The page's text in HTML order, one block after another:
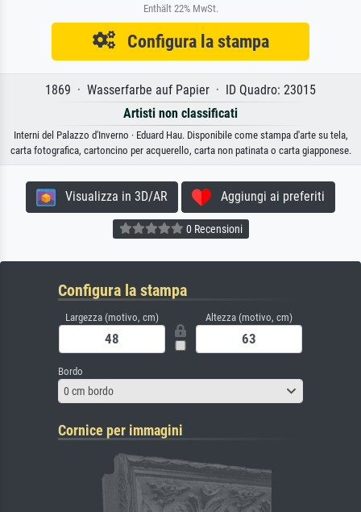
Enthält 22% MwSt.
Configura la stampa
1869 · Wasserfarbe auf Papier · ID Quadro: 23015
Artisti non classificati
Interni del Palazzo d'Inverno · Eduard Hau. Disponibile come stampa d'arte su tela,
carta fotografica, cartoncino per acquerello, carta non patinata o carta giapponese.
Visualizza in 3D/AR Aggiungi ai preferiti
0 Recensioni
Configura la stampa
Largezza (motivo, cm) Altezza (motivo, cm)
Bordo
0 cm bordo
Cornice per immagini